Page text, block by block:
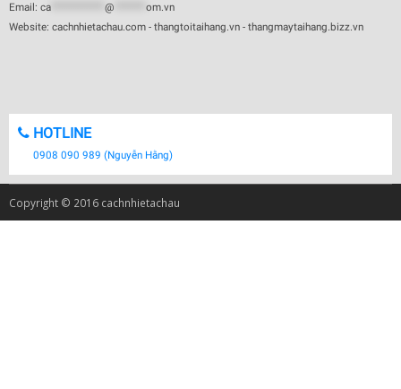
Email: ca @
om.vn
Website: cachnhietachau.com - thangtoitaihang.vn - thangmaytaihang.bizz.vn
HOTLINE
0908 090 989 (Nguyễn Hằng)
Copyright © 2016 cachnhietachau